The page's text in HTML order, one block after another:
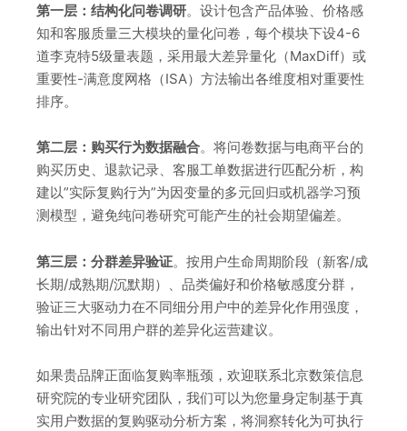
第一层：结构化问卷调研。设计包含产品体验、价格感
知和客服质量三大模块的量化问卷，每个模块下设4-6
道李克特5级量表题，采用最大差异量化（MaxDiff）或
重要性-满意度网格（ISA）方法输出各维度相对重要性
排序。
第二层：购买行为数据融合。将问卷数据与电商平台的
购买历史、退款记录、客服工单数据进行匹配分析，构
建以”实际复购行为”为因变量的多元回归或机器学习预
测模型，避免纯问卷研究可能产生的社会期望偏差。
第三层：分群差异验证。按用户生命周期阶段（新客/成
长期/成熟期/沉默期）、品类偏好和价格敏感度分群，
验证三大驱动力在不同细分用户中的差异化作用强度，
输出针对不同用户群的差异化运营建议。
如果贵品牌正面临复购率瓶颈，欢迎联系北京数策信息
研究院的专业研究团队，我们可以为您量身定制基于真
实用户数据的复购驱动分析方案，将洞察转化为可执行